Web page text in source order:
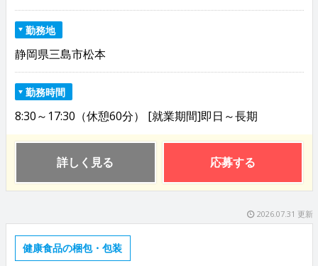
勤務地
静岡県三島市松本
勤務時間
8:30～17:30（休憩60分） [就業期間]即日～長期
詳しく見る 応募する
2026.07.31 更新
健康食品の梱包・包装